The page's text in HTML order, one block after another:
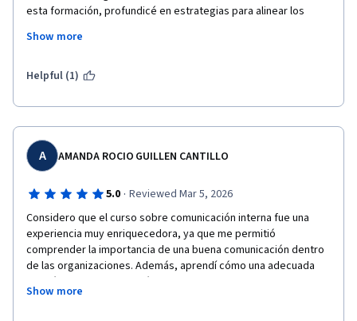
esta formación, profundicé en estrategias para alinear los
canales de flujo de información y fortaleciendo el compromiso
la cultura organizacional,  gracias a este conocimiento
entornos de trabajo dinámicos.
Show more
Helpful (1)
A AMANDA ROCIO GUILLEN CANTILLO
5.0 · Reviewed Mar 5, 2026
Considero que el curso sobre comunicación interna fue una
experiencia muy enriquecedora, ya que me permitió
comprender la importancia de una buena comunicación dentro
de las organizaciones. Además, aprendí cómo una adecuada
gestión de la comunicación puede ayudar a enfrentar y manejar
situaciones de crisis de manera estratégica. Sin duda, esta
Show more